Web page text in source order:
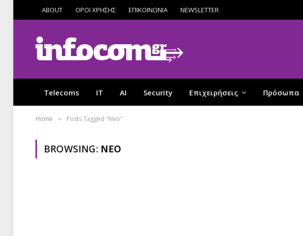
ABOUT ΟΡΟΙ ΧΡΗΣΗΣ ΕΠΙΚΟΙΝΩΝΙΑ NEWSLETTER
Telecoms IT AI Security Επιχειρήσεις Πρόσωπα
Home » Posts Tagged "Neo"
BROWSING: NEO